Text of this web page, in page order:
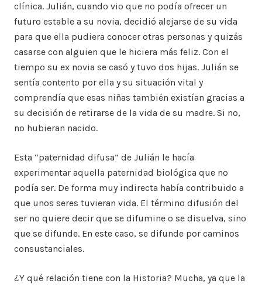
clínica. Julián, cuando vio que no podía ofrecer un
futuro estable a su novia, decidió alejarse de su vida
para que ella pudiera conocer otras personas y quizás
casarse con alguien que le hiciera más feliz. Con el
tiempo su ex novia se casó y tuvo dos hijas. Julián se
sentía contento por ella y su situación vital y
comprendía que esas niñas también existían gracias a
su decisión de retirarse de la vida de su madre. Si no,
no hubieran nacido.
Esta “paternidad difusa” de Julián le hacía
experimentar aquella paternidad biológica que no
podía ser. De forma muy indirecta había contribuido a
que unos seres tuvieran vida. El término difusión del
ser no quiere decir que se difumine o se disuelva, sino
que se difunde. En este caso, se difunde por caminos
consustanciales.
¿Y qué relación tiene con la Historia? Mucha, ya que la